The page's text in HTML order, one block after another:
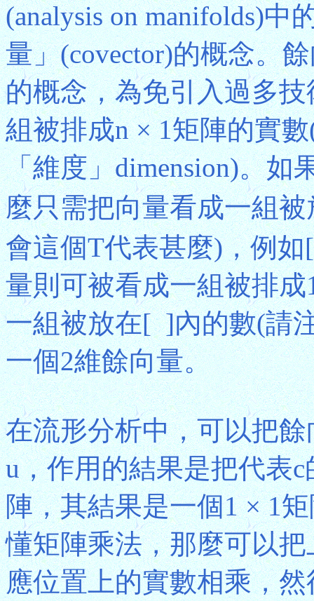
(analysis on manifolds)
量」(covector)的概念。
的概念，為免引入過多
組被排成n × 1矩陣的實
「維度」dimension)。如
麼只需把向量看成一組
會這個T代表甚麼)，例如
量則可被看成一組被排
一組被放在[ ]內的數(請
一個2維餘向量。
在流形分析中，可以把
u，作用的結果是把代表
陣，其結果是一個1 × 1
懂矩陣乘法，那麼可以
應位置上的實數相乘，